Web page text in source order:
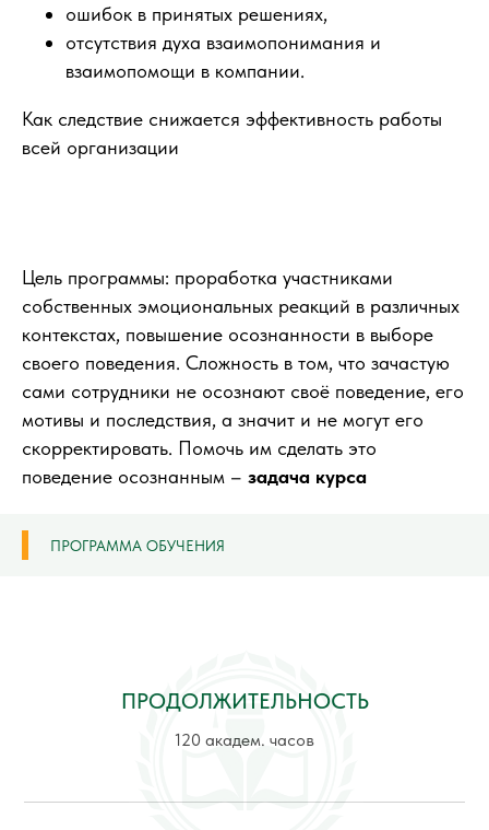
ошибок в принятых решениях,
отсутствия духа взаимопонимания и
взаимопомощи в компании.
Как следствие снижается эффективность работы
всей организации
Цель программы: проработка участниками
собственных эмоциональных реакций в различных
контекстах, повышение осознанности в выборе
своего поведения. Сложность в том, что зачастую
сами сотрудники не осознают своё поведение, его
мотивы и последствия, а значит и не могут его
скорректировать. Помочь им сделать это
поведение осознанным – задача курса
ПРОГРАММА ОБУЧЕНИЯ
ПРОДОЛЖИТЕЛЬНОСТЬ
120 академ. часов